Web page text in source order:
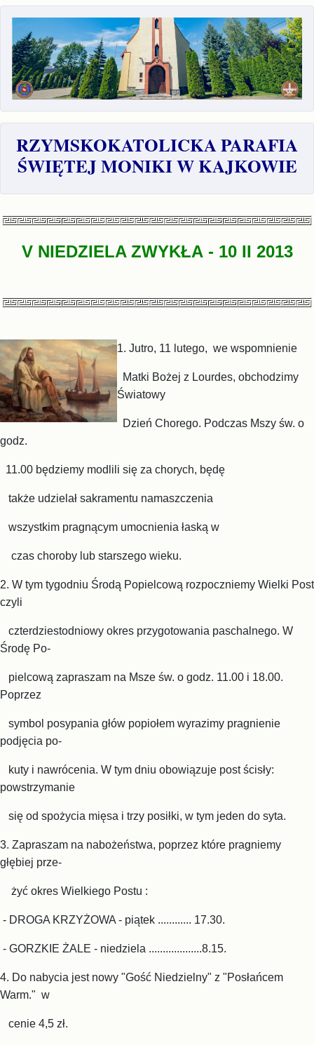
RZYMSKOKATOLICKA PARAFIA
ŚWIĘTEJ MONIKI W KAJKOWIE
V NIEDZIELA ZWYKŁA - 10II 2013
1. Jutro, 11 lutego, we wspomnienie
Matki Bożej z Lourdes, obchodzimy
Światowy
Dzień Chorego. Podczas Mszy św. o
godz.
11.00 będziemy modlili się za chorych, będę
także udzielał sakramentu namaszczenia
wszystkim pragnącym umocnienia łaską w
czas choroby lub starszego wieku.
2. W tym tygodniu Środą Popielcową rozpoczniemy Wielki Post
czyli
czterdziestodniowy okres przygotowania paschalnego. W
Środę Po-
pielcową zapraszam na Msze św. o godz. 11.00 i 18.00.
Poprzez
symbol posypania głów popiołem wyrazimy pragnienie
podjęcia po-
kuty i nawrócenia. W tym dniu obowiązuje post ścisły:
powstrzymanie
się od spożycia mięsa i trzy posiłki, w tym jeden do syta.
3. Zapraszam na nabożeństwa, poprzez które pragniemy
głębiej prze-
żyć okres Wielkiego Postu :
- DROGA KRZYŻOWA - piątek ............ 17.30.
- GORZKIE ŻALE - niedziela ...................8.15.
4. Do nabycia jest nowy "Gość Niedzielny" z "Posłańcem
Warm." w
cenie 4,5 zł.